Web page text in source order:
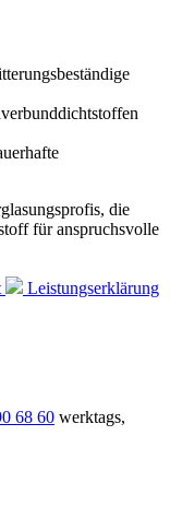
die
für anspruchsvolle
Leistungserklärung
68 60 werktags,